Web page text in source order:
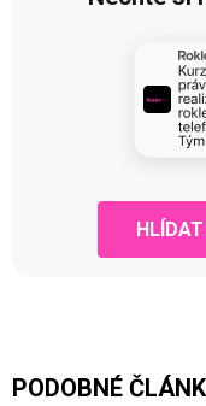
PODOBNÉ